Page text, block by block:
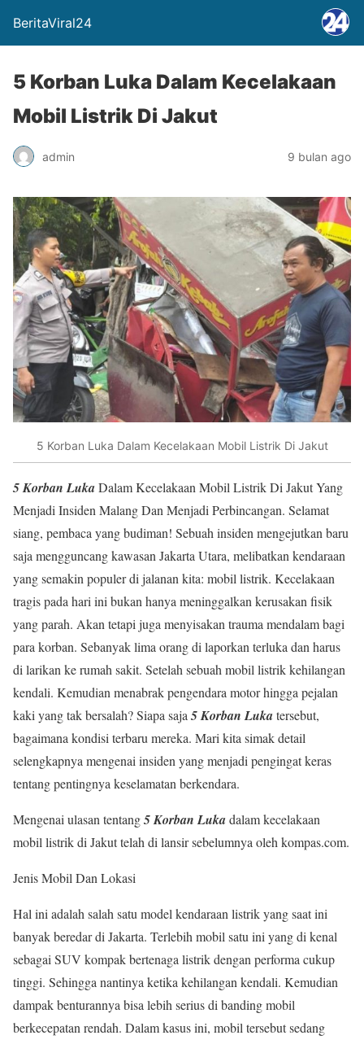
BeritaViral24
5 Korban Luka Dalam Kecelakaan
Mobil Listrik Di Jakut
admin 9 bulan ago
5 Korban Luka Dalam Kecelakaan Mobil Listrik Di Jakut
5 Korban LukaDalam Kecelakaan Mobil Listrik Di Jakut Yang
Menjadi Insiden Malang Dan Menjadi Perbincangan. Selamat
siang, pembaca yang budiman! Sebuah insiden mengejutkan baru
saja mengguncang kawasan Jakarta Utara, melibatkan kendaraan
yang semakin populer di jalanan kita: mobil listrik. Kecelakaan
tragis pada hari ini bukan hanya meninggalkan kerusakan fisik
yang parah. Akan tetapi juga menyisakan trauma mendalam bagi
para korban. Sebanyak lima orang di laporkan terluka dan harus
di larikan ke rumah sakit. Setelah sebuah mobil listrik kehilangan
kendali. Kemudian menabrak pengendara motor hingga pejalan
kaki yang tak bersalah? Siapa saja 5 Korban Lukatersebut,
bagaimana kondisi terbaru mereka. Mari kita simak detail
selengkapnya mengenai insiden yang menjadi pengingat keras
tentang pentingnya keselamatan berkendara.
Mengenai ulasan tentang5 Korban Lukadalam kecelakaan
mobil listrik di Jakut telah di lansir sebelumnya oleh kompas.com.
Jenis Mobil Dan Lokasi
Hal ini adalah salah satu model kendaraan listrik yang saat ini
banyak beredar di Jakarta. Terlebih mobil satu ini yang di kenal
sebagai SUV kompak bertenaga listrik dengan performa cukup
tinggi. Sehingga nantinya ketika kehilangan kendali. Kemudian
dampak benturannya bisa lebih serius di banding mobil
berkecepatan rendah. Dalam kasus ini, mobil tersebut sedang